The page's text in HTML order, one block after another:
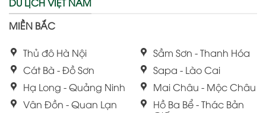
MIỀN BẮC
Thủ đô Hà Nội
Cát Bà - Đồ Sơn
Hạ Long - Quảng Ninh
Vân Đồn - Quan Lạn
Sầm Sơn - Thanh Hóa
Sapa - Lào Cai
Mai Châu - Mộc Châu
Hồ Ba Bể - Thác Bản